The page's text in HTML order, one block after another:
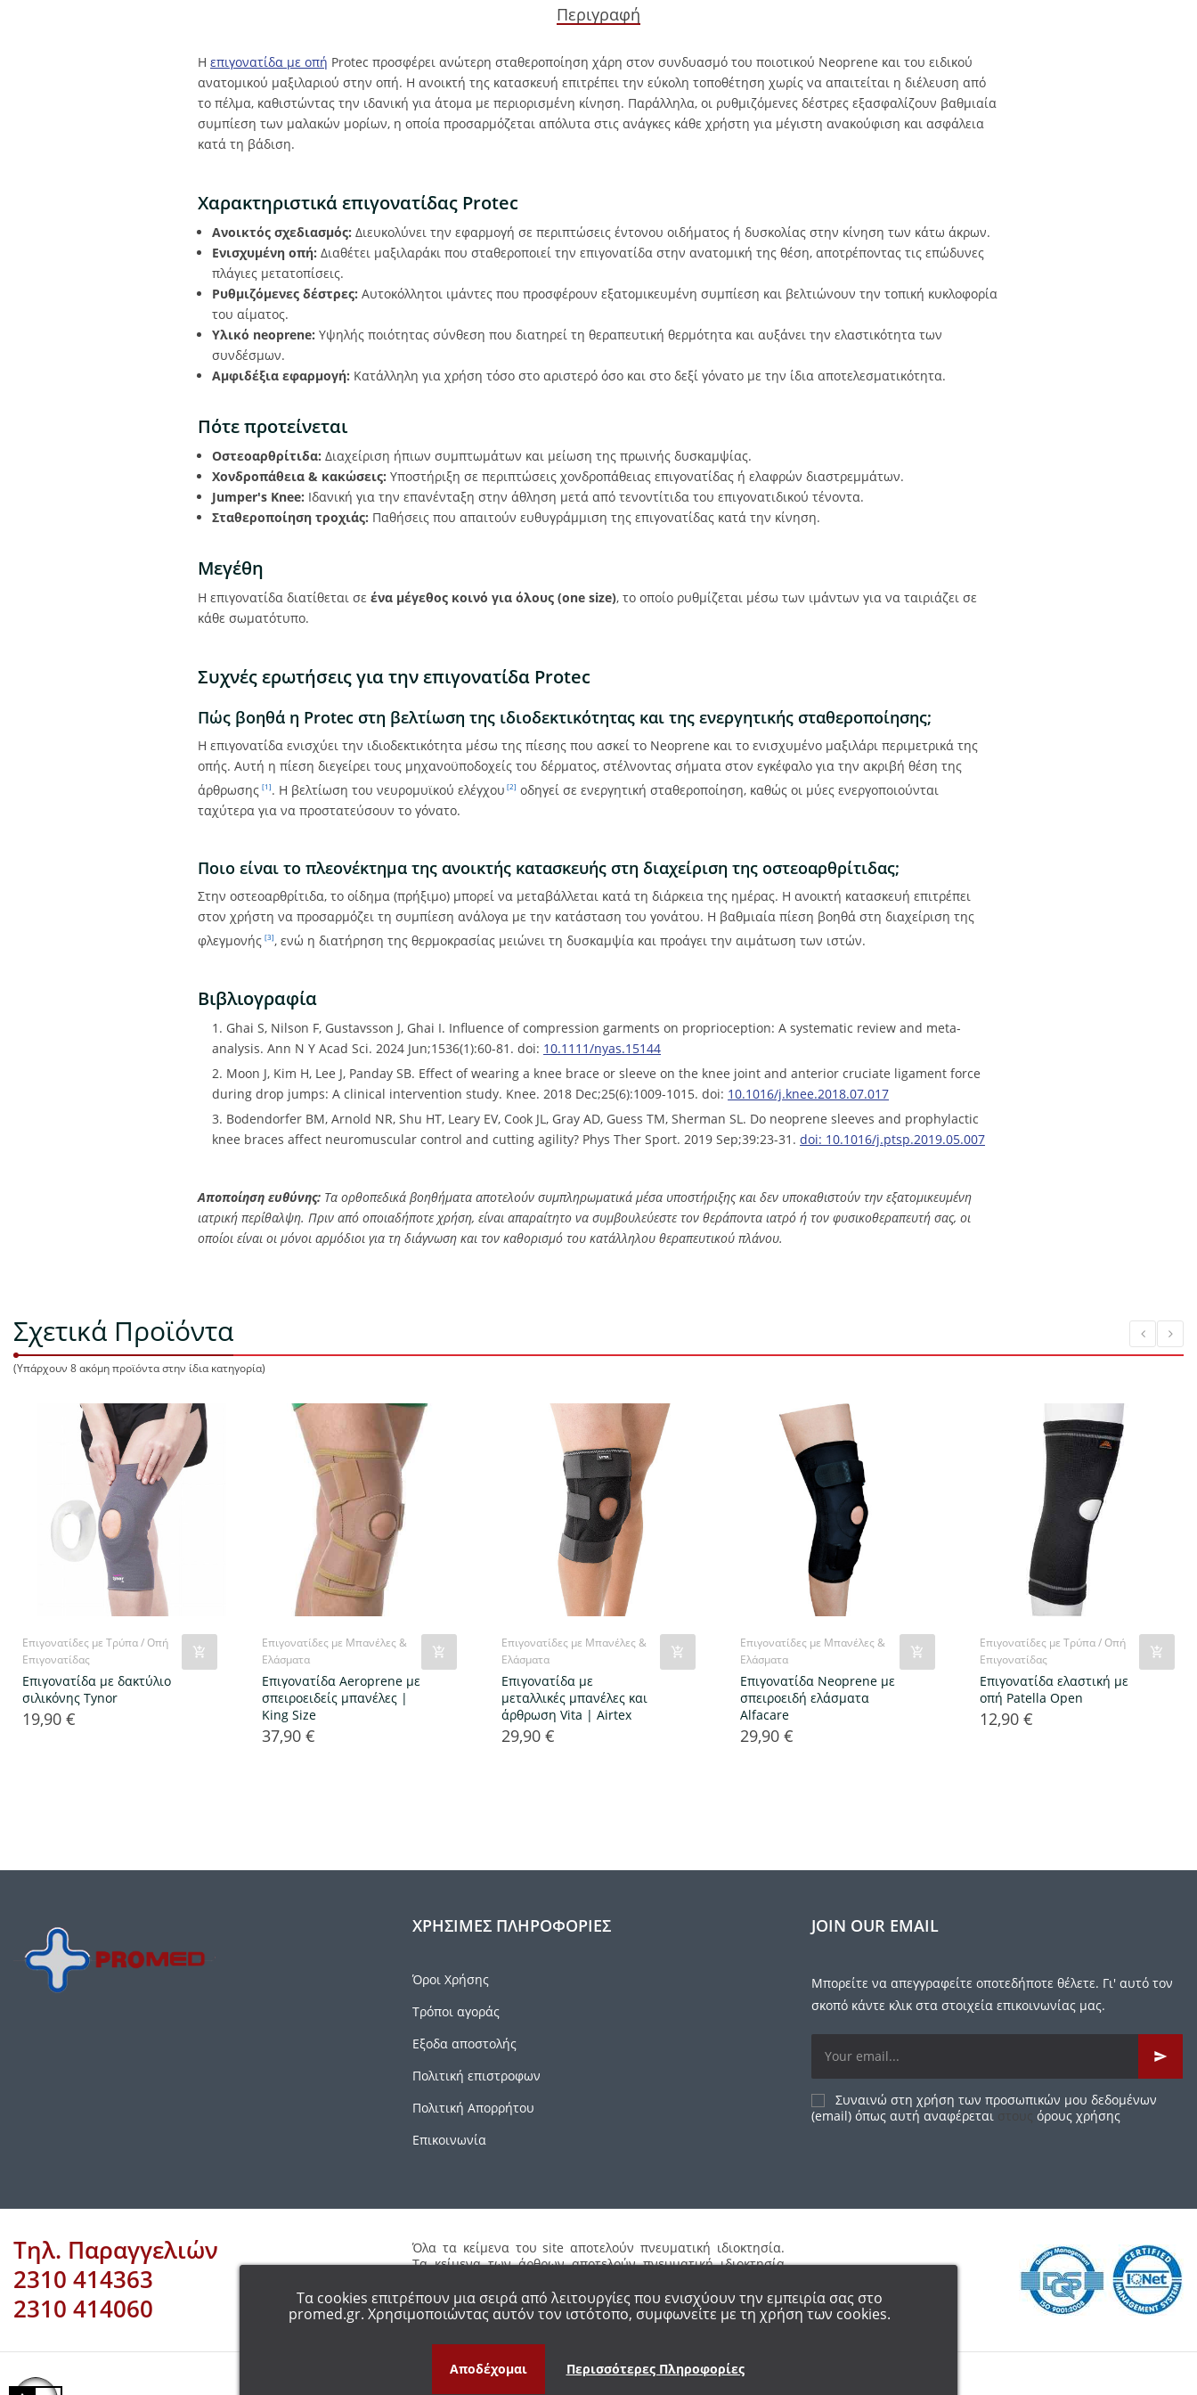
Τα cookies επιτρέπουν μια σειρά από λειτουργίες που ενισχύουν την εμπειρία σας στο
promed.gr. Χρησιμοποιώντας αυτόν τον ιστότοπο, συμφωνείτε με τη χρήση των cookies.
Αποδέχομαι Περισσότερες Πληροφορίες
Περιγραφή
Η επιγονατίδα με οπή Protec προσφέρει ανώτερη σταθεροποίηση χάρη στον συνδυασμό του ποιοτικού Neoprene και του ειδικού
ανατομικού μαξιλαριού στην οπή. Η ανοικτή της κατασκευή επιτρέπει την εύκολη τοποθέτηση χωρίς να απαιτείται η διέλευση από
το πέλμα, καθιστώντας την ιδανική για άτομα με περιορισμένη κίνηση. Παράλληλα, οι ρυθμιζόμενες δέστρες εξασφαλίζουν βαθμιαία
συμπίεση των μαλακών μορίων, η οποία προσαρμόζεται απόλυτα στις ανάγκες κάθε χρήστη για μέγιστη ανακούφιση και ασφάλεια
κατά τη βάδιση.
Χαρακτηριστικά επιγονατίδας Protec
Ανοικτός σχεδιασμός: Διευκολύνει την εφαρμογή σε περιπτώσεις έντονου οιδήματος ή δυσκολίας στην κίνηση των κάτω άκρων.
Ενισχυμένη οπή: Διαθέτει μαξιλαράκι που σταθεροποιεί την επιγονατίδα στην ανατομική της θέση, αποτρέποντας τις επώδυνες
πλάγιες μετατοπίσεις.
Ρυθμιζόμενες δέστρες: Αυτοκόλλητοι ιμάντες που προσφέρουν εξατομικευμένη συμπίεση και βελτιώνουν την τοπική κυκλοφορία
του αίματος.
Υλικό neoprene: Υψηλής ποιότητας σύνθεση που διατηρεί τη θεραπευτική θερμότητα και αυξάνει την ελαστικότητα των
συνδέσμων.
Αμφιδέξια εφαρμογή: Κατάλληλη για χρήση τόσο στο αριστερό όσο και στο δεξί γόνατο με την ίδια αποτελεσματικότητα.
Πότε προτείνεται
Οστεοαρθρίτιδα: Διαχείριση ήπιων συμπτωμάτων και μείωση της πρωινής δυσκαμψίας.
Χονδροπάθεια & κακώσεις: Υποστήριξη σε περιπτώσεις χονδροπάθειας επιγονατίδας ή ελαφρών διαστρεμμάτων.
Jumper's Knee: Ιδανική για την επανένταξη στην άθληση μετά από τενοντίτιδα του επιγονατιδικού τένοντα.
Σταθεροποίηση τροχιάς: Παθήσεις που απαιτούν ευθυγράμμιση της επιγονατίδας κατά την κίνηση.
Μεγέθη
Η επιγονατίδα διατίθεται σε ένα μέγεθος κοινό για όλους (one size), το οποίο ρυθμίζεται μέσω των ιμάντων για να ταιριάζει σε
κάθε σωματότυπο.
Συχνές ερωτήσεις για την επιγονατίδα Protec
Πώς βοηθά η Protec στη βελτίωση της ιδιοδεκτικότητας και της ενεργητικής σταθεροποίησης;
Η επιγονατίδα ενισχύει την ιδιοδεκτικότητα μέσω της πίεσης που ασκεί το Neoprene και το ενισχυμένο μαξιλάρι περιμετρικά της
οπής. Αυτή η πίεση διεγείρει τους μηχανοϋποδοχείς του δέρματος, στέλνοντας σήματα στον εγκέφαλο για την ακριβή θέση της
άρθρωσης [1]. Η βελτίωση του νευρομυϊκού ελέγχου [2] οδηγεί σε ενεργητική σταθεροποίηση, καθώς οι μύες ενεργοποιούνται
ταχύτερα για να προστατεύσουν το γόνατο.
Ποιο είναι το πλεονέκτημα της ανοικτής κατασκευής στη διαχείριση της οστεοαρθρίτιδας;
Στην οστεοαρθρίτιδα, το οίδημα (πρήξιμο) μπορεί να μεταβάλλεται κατά τη διάρκεια της ημέρας. Η ανοικτή κατασκευή επιτρέπει
στον χρήστη να προσαρμόζει τη συμπίεση ανάλογα με την κατάσταση του γονάτου. Η βαθμιαία πίεση βοηθά στη διαχείριση της
φλεγμονής [3], ενώ η διατήρηση της θερμοκρασίας μειώνει τη δυσκαμψία και προάγει την αιμάτωση των ιστών.
Βιβλιογραφία
1. Ghai S, Nilson F, Gustavsson J, Ghai I. Influence of compression garments on proprioception: A systematic review and meta-
analysis. Ann N Y Acad Sci. 2024 Jun;1536(1):60-81. doi: 10.1111/nyas.15144
2. Moon J, Kim H, Lee J, Panday SB. Effect of wearing a knee brace or sleeve on the knee joint and anterior cruciate ligament force
during drop jumps: A clinical intervention study. Knee. 2018 Dec;25(6):1009-1015. doi: 10.1016/j.knee.2018.07.017
3. Bodendorfer BM, Arnold NR, Shu HT, Leary EV, Cook JL, Gray AD, Guess TM, Sherman SL. Do neoprene sleeves and prophylactic
knee braces affect neuromuscular control and cutting agility? Phys Ther Sport. 2019 Sep;39:23-31. doi: 10.1016/j.ptsp.2019.05.007
Αποποίηση ευθύνης: Τα ορθοπεδικά βοηθήματα αποτελούν συμπληρωματικά μέσα υποστήριξης και δεν υποκαθιστούν την εξατομικευμένη
ιατρική περίθαλψη. Πριν από οποιαδήποτε χρήση, είναι απαραίτητο να συμβουλεύεστε τον θεράποντα ιατρό ή τον φυσικοθεραπευτή σας, οι
οποίοι είναι οι μόνοι αρμόδιοι για τη διάγνωση και τον καθορισμό του κατάλληλου θεραπευτικού πλάνου.
Σχετικά Προϊόντα
(Υπάρχουν 8 ακόμη προϊόντα στην ίδια κατηγορία)
Επιγονατίδες με Τρύπα / Οπή
Επιγονατίδας
Επιγονατίδα με δακτύλιο
σιλικόνης Tynor
Τιμή
19,90 €
Επιγονατίδες με Μπανέλες &
Ελάσματα
Επιγονατίδα Aeroprene με
σπειροειδείς μπανέλες |
King Size
Τιμή
37,90 €
Επιγονατίδες με Μπανέλες &
Ελάσματα
Επιγονατίδα με
μεταλλικές μπανέλες και
άρθρωση Vita | Airtex
Τιμή
29,90 €
Επιγονατίδες με Μπανέλες &
Ελάσματα
Επιγονατίδα Neoprene με
σπειροειδή ελάσματα
Alfacare
Τιμή
29,90 €
Επιγονατίδες με Τρύπα / Οπή
Επιγονατίδας
Eπιγονατίδα ελαστική με
οπή Patella Open
Τιμή
12,90 €
ΧΡΉΣΙΜΕΣ ΠΛΗΡΟΦΟΡΊΕΣ
Όροι Χρήσης
Τρόποι αγοράς
Εξοδα αποστολής
Πολιτική επιστροφων
Πολιτική Απορρήτου
Επικοινωνία
JOIN OUR EMAIL
Μπορείτε να απεγγραφείτε οποτεδήποτε θέλετε. Γι' αυτό τον
σκοπό κάντε κλικ στα στοιχεία επικοινωνίας μας.
Συναινώ στη χρήση των προσωπικών μου δεδομένων
(email) όπως αυτή αναφέρεται στους όρους χρήσης
Τηλ. Παραγγελιών
2310 414363
2310 414060
Όλα τα κείμενα του site αποτελούν πνευματική ιδιοκτησία.
Τα κείμενα των άρθρων αποτελούν πνευματική ιδιοκτησία
αναδημοσίευση μέρους ή ολόκληρου του περιεχομένου του
site χωρίς έγγραφη άδεια.